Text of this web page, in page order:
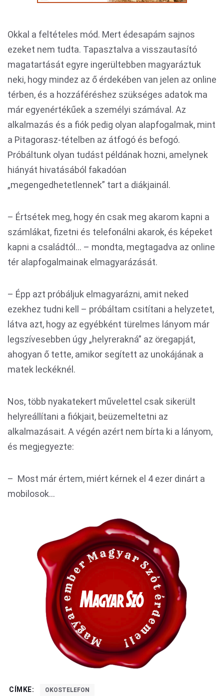
Okkal a feltételes mód. Mert édesapám sajnos
ezeket nem tudta. Tapasztalva a visszautasító
magatartását egyre ingerültebben magyaráztuk
neki, hogy mindez az ő érdekében van jelen az online
térben, és a hozzáféréshez szükséges adatok ma
már egyenértékűek a személyi számával. Az
alkalmazás és a fiók pedig olyan alapfogalmak, mint
a Pitagorasz-tételben az átfogó és befogó.
Próbáltunk olyan tudást példának hozni, amelynek
hiányát hivatásából fakadóan
„megengedhetetlennek” tart a diákjainál.
– Értsétek meg, hogy én csak meg akarom kapni a
számlákat, fizetni és telefonálni akarok, és képeket
kapni a családtól... – mondta, megtagadva az online
tér alapfogalmainak elmagyarázását.
– Épp azt próbáljuk elmagyarázni, amit neked
ezekhez tudni kell – próbáltam csitítani a helyzetet,
látva azt, hogy az egyébként türelmes lányom már
legszívesebben úgy „helyrerakná” az öregapját,
ahogyan ő tette, amikor segített az unokájának a
matek leckéknél.
Nos, több nyakatekert művelettel csak sikerült
helyreállítani a fiókjait, beüzemeltetni az
alkalmazásait. A végén azért nem bírta ki a lányom,
és megjegyezte:
– Most már értem, miért kérnek el 4 ezer dinárt a
mobilosok...
CÍMKE: OKOSTELEFON